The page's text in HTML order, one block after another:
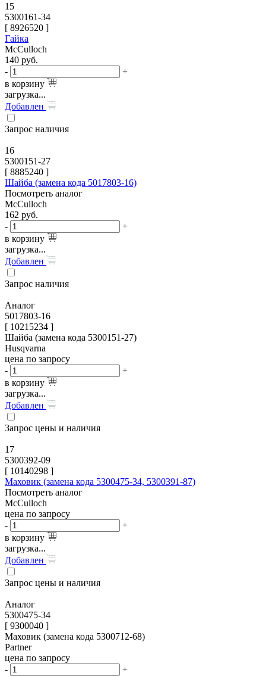
15
5300161-34
[ 8926520 ]
Гайка
McCulloch
140 руб.
-
+
в корзину
загрузка...
Добавлен
Запрос наличия
16
5300151-27
[ 8885240 ]
Шайба (замена кода 5017803-16)
Посмотреть аналог
McCulloch
162 руб.
-
+
в корзину
загрузка...
Добавлен
Запрос наличия
Аналог
5017803-16
[ 10215234 ]
Шайба (замена кода 5300151-27)
Husqvarna
цена по запросу
-
+
в корзину
загрузка...
Добавлен
Запрос цены и наличия
17
5300392-09
[ 10140298 ]
Маховик (замена кода 5300475-34, 5300391-87)
Посмотреть аналог
McCulloch
цена по запросу
-
+
в корзину
загрузка...
Добавлен
Запрос цены и наличия
Аналог
5300475-34
[ 9300040 ]
Маховик (замена кода 5300712-68)
Partner
цена по запросу
-
+